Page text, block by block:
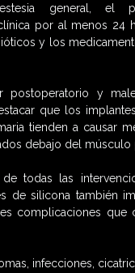
general, el
por al menos 24
y los
y
que los
tienden a causar
debajo del músculo
todas las
de silicona también
complicaciones que
infecciones,